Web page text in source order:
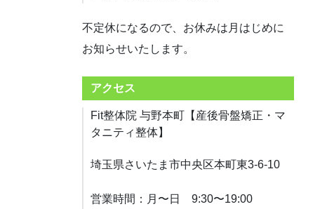
不定休になるので、お休みは月はじめに
お知らせいたします。
アクセス
Fit整体院 与野本町【産後骨盤矯正・マ
タニティ整体】
埼玉県さいたま市中央区本町東3-6-10
営業時間：月〜日 9:30〜19:00